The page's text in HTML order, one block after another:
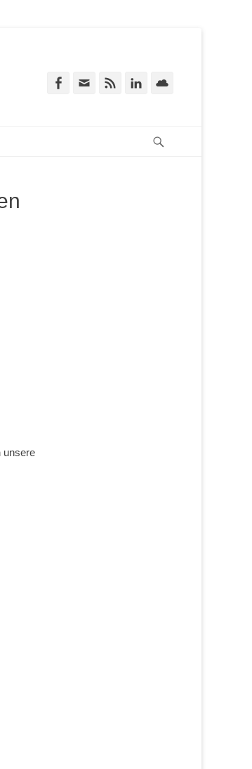
Facebook Feed LinkedIn
unsere